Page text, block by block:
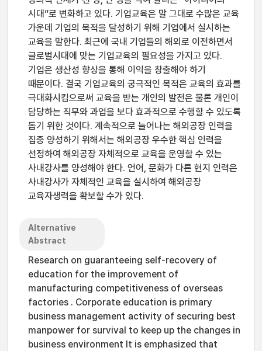
시대”로 변화하고 있다. 기업교육은 말 그대로 수많은 교육
가운데 기업의 목적을 달성하기 위해 기업에서 실시하는
교육을 말한다. 최근에 국내 기업들의 해외로 이전하면서
글로벌시대에 맞는 기업교육의 필요성을 가지고 있다.
기업은 생산성 향상을 통해 이익을 창출해야 하기
때문이다. 결국 기업교육의 궁극적인 목적은 교육의 효과를
극대화시킴으로써 교육을 받는 개인의 발전은 물론 개인이
담당하는 직무와 과업을 보다 효과적으로 수행할 수 있도록
돕기 위한 것이다. 계속적으로 늘어나는 해외공장 인력을
집중 양성하기 위해서는 해외공장 우수한 핵심 인력을
선정하여 해외공장 자체적으로 교육을 운영할 수 있는
사내강사를 양성해야 한다. 언어, 문화가 다른 현지 인력은
사내강사가 자체적인 교육을 실시하여 해외공장
교육자생력을 확보할 수가 있다.
Alternative
Abstract
Research on guaranteeing self-recovery of
education for the improvement of
manufacturing competitiveness of overseas
factories . Corporate education is primary
business management activity of securing best
manpower for survival to keep up the changes in
business environment It is emphasized that